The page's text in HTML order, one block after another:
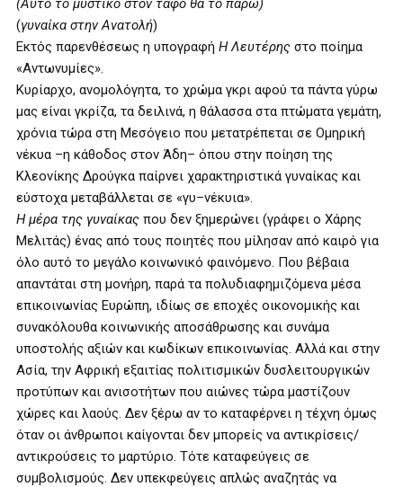
(Αυτό το μυστικό στον τάφο θα το πάρω)
(γυναίκα στην Ανατολή)
Εκτός παρενθέσεως η υπογραφή Η Λευτέρης στο ποίημα
«Αντωνυμίες».
Κυρίαρχο, ανομολόγητα, το χρώμα γκρι αφού τα πάντα γύρω
μας είναι γκρίζα, τα δειλινά, η θάλασσα στα πτώματα γεμάτη,
χρόνια τώρα στη Μεσόγειο που μετατρέπεται σε Ομηρική
νέκυα –η κάθοδος στον Άδη– όπου στην ποίηση της
Κλεονίκης Δρούγκα παίρνει χαρακτηριστικά γυναίκας και
εύστοχα μεταβάλλεται σε «γυ–νέκυια».
Η μέρα της γυναίκας που δεν ξημερώνει (γράφει ο Χάρης
Μελιτάς) ένας από τους ποιητές που μίλησαν από καιρό για
όλο αυτό το μεγάλο κοινωνικό φαινόμενο. Που βέβαια
απαντάται στη μονήρη, παρά τα πολυδιαφημιζόμενα μέσα
επικοινωνίας Ευρώπη, ιδίως σε εποχές οικονομικής και
συνακόλουθα κοινωνικής αποσάθρωσης και συνάμα
υποστολής αξιών και κωδίκων επικοινωνίας. Αλλά και στην
Ασία, την Αφρική εξαιτίας πολιτισμικών δυσλειτουργικών
προτύπων και ανισοτήτων που αιώνες τώρα μαστίζουν
χώρες και λαούς. Δεν ξέρω αν το καταφέρνει η τέχνη όμως
όταν οι άνθρωποι καίγονται δεν μπορείς να αντικρίσεις/
αντικρούσεις το μαρτύριο. Τότε καταφεύγεις σε
συμβολισμούς. Δεν υπεκφεύγεις απλώς αναζητάς να